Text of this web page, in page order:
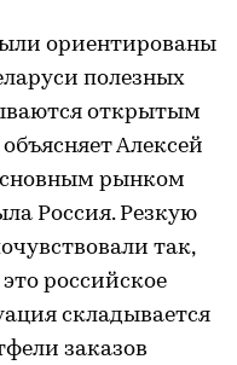
ориентированы
полезных
открытым
Алексей
рынком
Россия. Резкую
так,
российское
складывается
заказов